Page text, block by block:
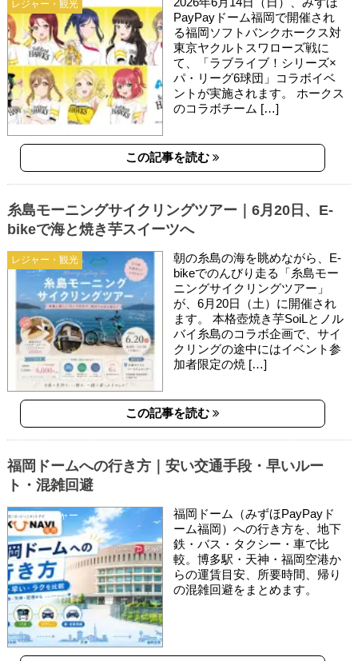
レジャー・観光
PayPayドーム福岡で開催され
る福岡ソフトバンクホークス対
東京ヤクルトスワローズ戦に
て、「ラブライブ！シリーズ×
パ・リーグ6球団」コラボイベ
ントが実施されます。 ホークス
のコラボチーム […]
この記事を読む
レジャー・観光
糸島モーニングサイクリングツアー｜6月20日、E-
bikeで海と焼き芋スイーツへ
朝の糸島の海を眺めながら、E-
bikeでのんびり走る「糸島モー
ニングサイクリングツアー」
が、6月20日（土）に開催され
ます。 本格壺焼き芋SoiLとノル
バイ糸島のコラボ企画で、サイ
クリングの途中にはイベント参
加者限定の焼 […]
この記事を読む
目的別レジャー
福岡ドームへの行き方｜安い交通手段・早いルー
ト・混雑回避
福岡ドーム（みずほPayPayド
ーム福岡）への行き方を、地下
鉄・バス・タクシー・車で比
較。博多駅・天神・福岡空港か
らの運賃目安、所要時間、帰り
の混雑回避をまとめます。